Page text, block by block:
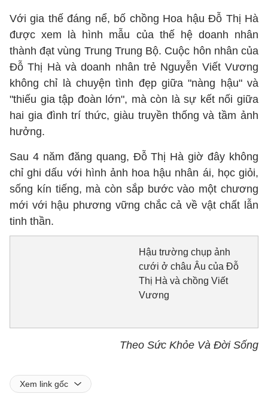
Với gia thế đáng nể, bố chồng Hoa hậu Đỗ Thị Hà
được xem là hình mẫu của thế hệ doanh nhân
thành đạt vùng Trung Trung Bộ. Cuộc hôn nhân của
Đỗ Thị Hà và doanh nhân trẻ Nguyễn Viết Vương
không chỉ là chuyện tình đẹp giữa "nàng hậu" và
"thiếu gia tập đoàn lớn", mà còn là sự kết nối giữa
hai gia đình trí thức, giàu truyền thống và tầm ảnh
hưởng.
Sau 4 năm đăng quang, Đỗ Thị Hà giờ đây không
chỉ ghi dấu với hình ảnh hoa hậu nhân ái, học giỏi,
sống kín tiếng, mà còn sắp bước vào một chương
mới với hậu phương vững chắc cả về vật chất lẫn
tinh thần.
Hậu trường chụp ảnh
cưới ở châu Âu của Đỗ
Thị Hà và chồng Viết
Vương
Theo Sức Khỏe Và Đời Sống
Xem link gốc